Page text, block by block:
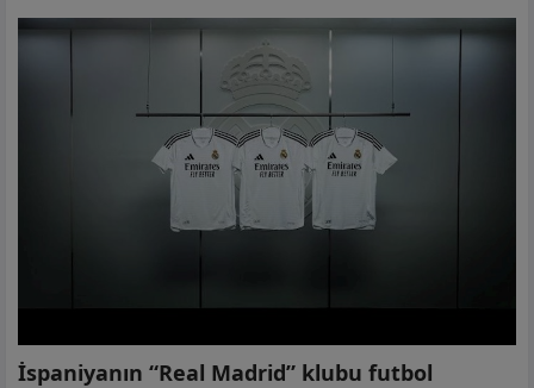
İspaniyanın “Real Madrid” klubu futbol